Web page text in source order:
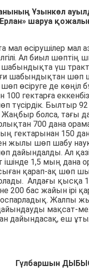
Ұзынкөл
«Ерлан» шаруа
мал өсірушілер мал
Ал биыл
шабындықта үш
шабындықтан шөп
өсіруге де көңіл
100 гектарға
түсірдік. Былтыр
болса, тағы
700 дана
гектарынан 150
жылы шөп шабу
дайындалды. Ал
1,5 мың дана
қарап-ақ шөп
Алдағы қысқа
200 бас жайын ірі
Жалпы
мақсат-
дайындасақ, еш
Гүлбаршын